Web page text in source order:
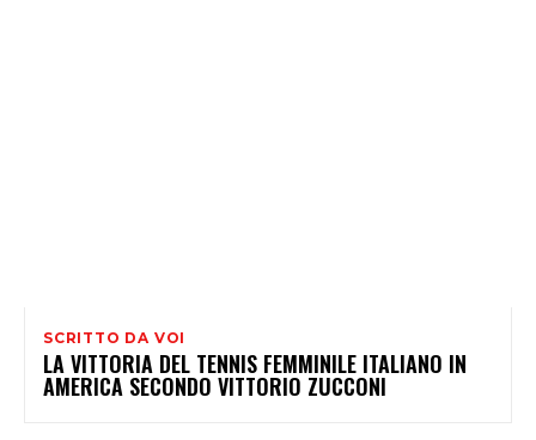
SCRITTO DA VOI
LA VITTORIA DEL TENNIS FEMMINILE ITALIANO IN
AMERICA SECONDO VITTORIO ZUCCONI